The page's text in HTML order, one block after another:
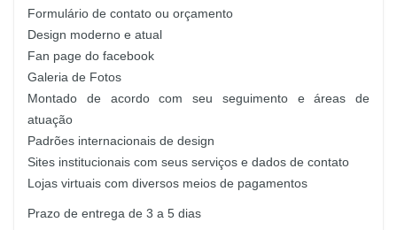
Formulário de contato ou orçamento
Design moderno e atual
Fan page do facebook
Galeria de Fotos
Montado de acordo com seu seguimento e áreas de
atuação
Padrões internacionais de design
Sites institucionais com seus serviços e dados de contato
Lojas virtuais com diversos meios de pagamentos
Prazo de entrega de 3 a 5 dias